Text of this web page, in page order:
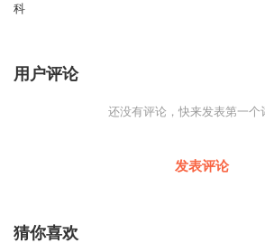
科
用户评论
还没有评论，快来发表第一个
发表评论
猜你喜欢